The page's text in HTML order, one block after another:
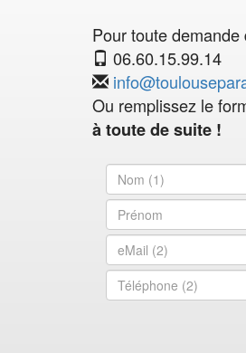
Pour toute
06.60.15.99.14
Ou remplissez le
à toute de suite !